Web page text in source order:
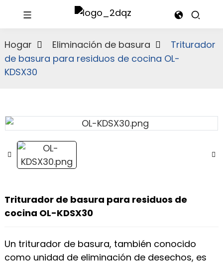
Hogar Eliminación de basura
Triturador
de basura para residuos de cocina OL-
KDSX30
Triturador de basura para residuos de
cocina OL-KDSX30
Un triturador de basura, también conocido
como unidad de eliminación de desechos, es